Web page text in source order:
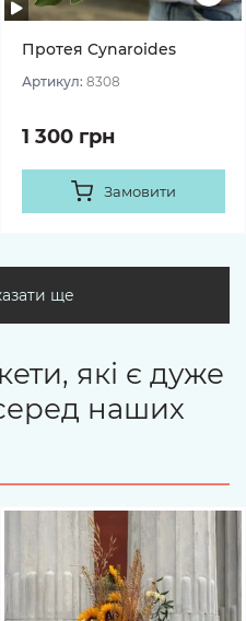
Протея Cynaroides
Артикул: 8308
1 300 грн
Замовити
ще
які є дуже
наших